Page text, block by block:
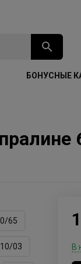
БОНУСНЫЕ
0/65
10/03 В